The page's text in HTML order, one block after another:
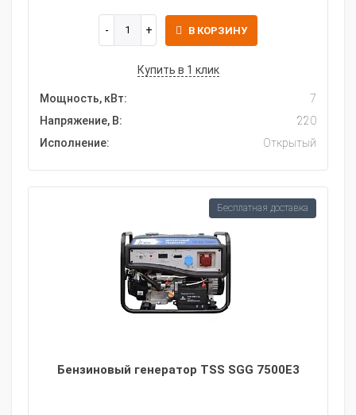
В КОРЗИНУ
Купить в 1 клик
Мощность, кВт:
7
Напряжение, В:
220
Исполнение:
Открытый
Бензиновый генератор TSS SGG 7500E3
Бесплатная доставка